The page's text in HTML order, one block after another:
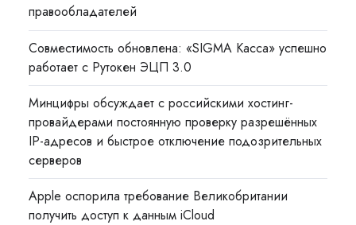
правообладателей
Совместимость обновлена: «SIGMA Касса» успешно
работает с Рутокен ЭЦП 3.0
Минцифры обсуждает с российскими хостинг-
провайдерами постоянную проверку разрешённых
IP-адресов и быстрое отключение подозрительных
серверов
Apple оспорила требование Великобритании
получить доступ к данным iCloud